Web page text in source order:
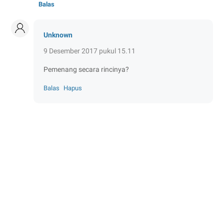
Balas
Unknown
9 Desember 2017 pukul 15.11
Pemenang secara rincinya?
Balas Hapus